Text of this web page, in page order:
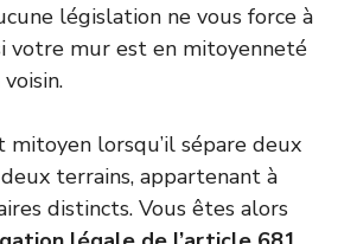
législation ne vous force à
votre mur est en mitoyenneté
lorsqu’il sépare deux
terrains, appartenant à
distincts. Vous êtes alors